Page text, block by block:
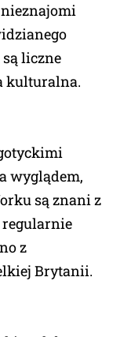
liczne
kulturalna.
wyglądem,
są znani z
z
Brytanii.